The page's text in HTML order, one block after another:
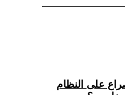
صراع على النظام